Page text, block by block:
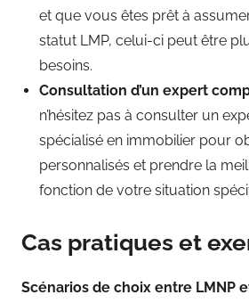
et que vous êtes prêt à
statut LMP, celui-ci peut être
besoins.
Consultation d’un expert
n’hésitez pas à consulter un
spécialisé en immobilier pour
personnalisés et prendre la
fonction de votre situation
Cas pratiques et
Scénarios de choix entre LMNP